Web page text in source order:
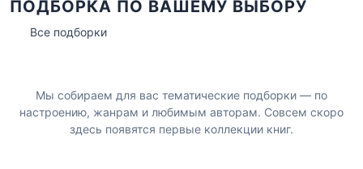
ПОДБОРКА ПО ВАШЕМУ ВЫБОРУ
Все подборки
Мы собираем для вас тематические подборки — по
настроению, жанрам и любимым авторам. Совсем скоро
здесь появятся первые коллекции книг.